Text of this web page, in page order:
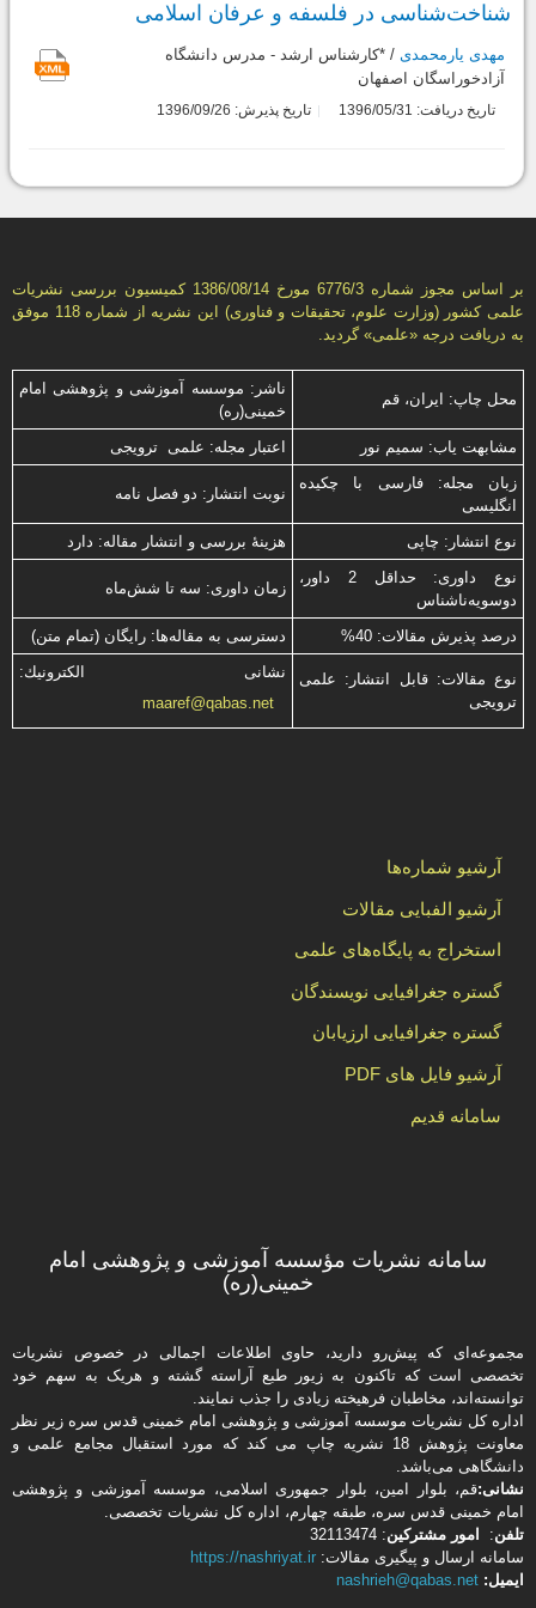
شناخت‌شناسی در فلسفه و عرفان اسلامی
مهدی یارمحمدی / *کارشناس ارشد - مدرس دانشگاه
آزادخوراسگان اصفهان
تاریخ دریافت: 1396/05/31 تاریخ پذیرش: 1396/09/26
بر اساس مجوز شماره 6776/3 مورخ 1386/08/14 كمیسیون بررسى نشریات
علمى كشور (وزارت علوم، تحقیقات و فناورى) این نشریه از شماره 118 موفق
به دریافت درجه «علمى» گردید.
محل چاپ: ایران، قم
ناشر: موسسه آموزشی و پژوهشی امام
خمینی(ره)
مشابهت ياب: سميم نور
اعتبار مجله: علمی ترویجی
زبان مجله: فارسی با چكیده
انگلیسی
نوبت انتشار: دو فصل نامه
نوع انتشار: چاپی
هزینۀ بررسی و انتشار مقاله: دارد
نوع داوری: حداقل 2 داور،
دوسویه‌ناشناس
زمان داوری: سه تا شش‌ماه
درصد پذیرش مقالات: 40% دسترسی به مقاله‌ها: رایگان (تمام متن)
نوع مقالات: قابل انتشار: علمی
ترویجی
نشانی الكترونیك:
maaref@qabas.net
آرشیو شماره‌ها
آرشیو الفبایی مقالات
استخراج به پایگاه‌های علمی
گستره جغرافیایی نویسندگان
گستره جغرافیایی ارزیابان
آرشیو فایل های PDF
سامانه قدیم
سامانه نشریات مؤسسه آموزشی و پژوهشی امام
خمینی(ره)
مجموعه‌ای که پیش‌رو دارید،‌ حاوی اطلاعات اجمالی در خصوص نشریات
تخصصی است که تاکنون به زیور طبع آراسته گشته و هریک به سهم خود
توانسته‌اند، مخاطبان فرهیخته‌ زیادی را جذب نمایند.
اداره كل نشریات موسسه آموزشی و پژوهشی امام خمینی قدس سره زیر نظر
معاونت پژوهش 18 نشریه چاپ می کند که مورد استقبال مجامع علمی و
دانشگاهی می‌باشد.
نشانی:قم، بلوار امین، بلوار جمهوری اسلامی، موسسه آموزشی و پژوهشی
امام خمینی قدس سره، طبقه چهارم، اداره كل نشریات تخصصی.
تلفن: امور مشتركین: 32113474
سامانه ارسال و پیگیری مقالات: https://nashriyat.ir
ایمیل: nashrieh@qabas.net